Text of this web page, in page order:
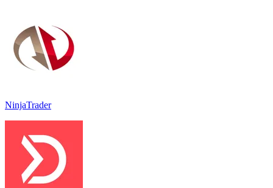
NinjaTrader